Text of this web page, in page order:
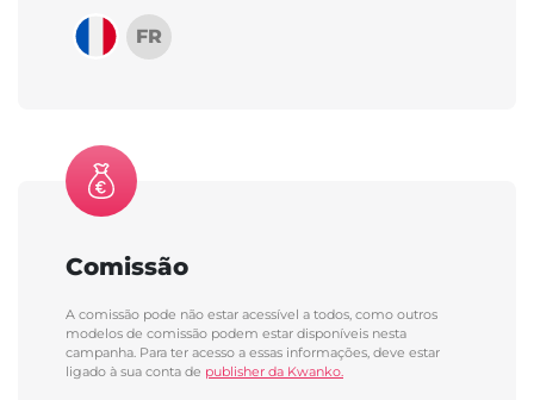
FR
Comissão
A comissão pode não estar acessível a todos, como outros
modelos de comissão podem estar disponíveis nesta
campanha. Para ter acesso a essas informações, deve estar
ligado à sua conta de publisher da Kwanko.